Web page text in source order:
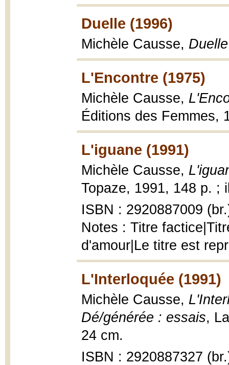
Duelle (1996)
Michèle Causse, Duelle
L'Encontre (1975)
Michèle Causse,
Éditions des Femmes,
L'iguane (1991)
Michèle Causse,
Topaze, 1991, 148 p. ;
ISBN : 2920887009
Notes : Titre
d'amour|Le titre est
L'Interloquée (1991)
Michèle Causse,
Dé/générée : essais,
24 cm.
ISBN : 2920887327